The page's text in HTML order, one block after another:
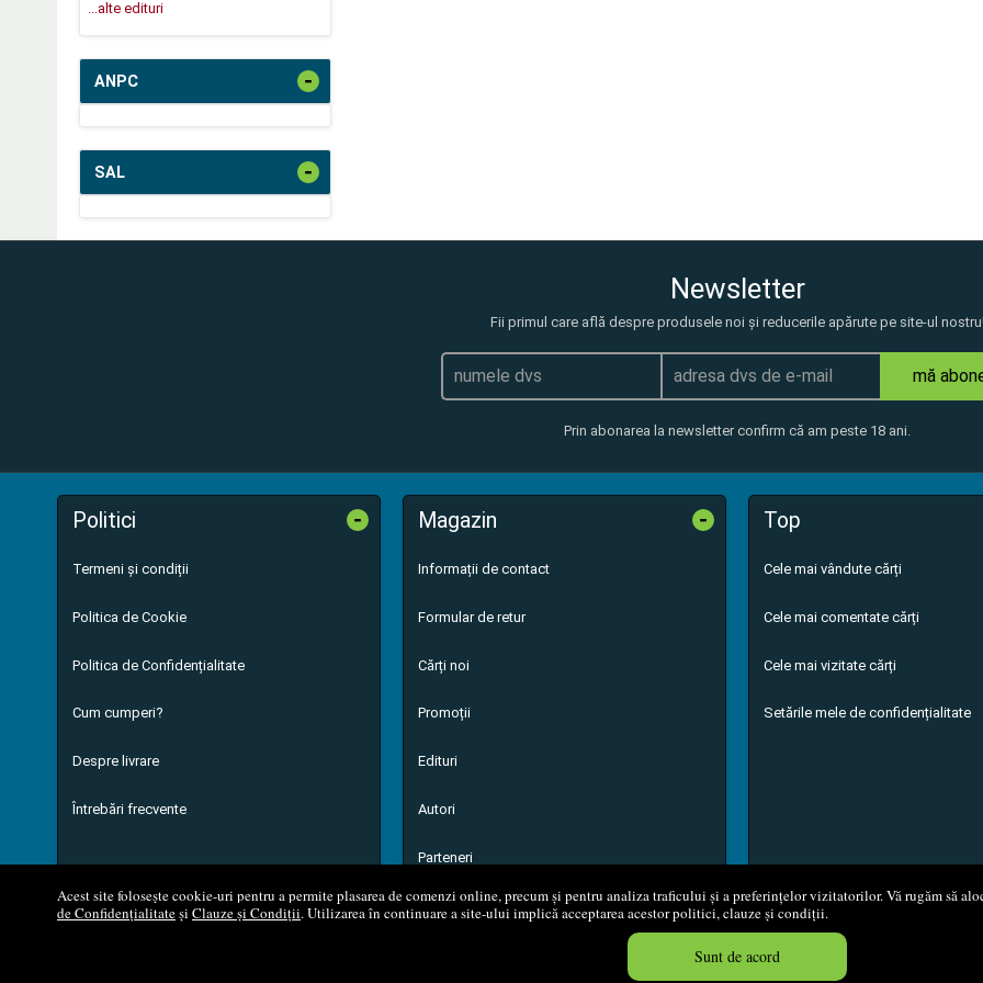
Acest site folosește cookie-uri pentru a permite plasarea de comenzi online, precum și pentru analiza traficului și a preferințelor vizitatorilor. Vă rugăm să
de Confidențialitateși Clauze și Condiții. Utilizarea în continuare a site-ului implică acceptarea acestor politici, clauze și condiții.
Sunt de acord
...alte edituri
ANPC -
SAL -
Newsletter
Fii primul care află despre produsele noi și reducerile apărute pe site-ul nostru!
mă
Prin abonarea la newsletter confirm că am peste 18 ani.
Politici -
Termeni și condiții
Politica de Cookie
Politica de Confidențialitate
Cum cumperi?
Despre livrare
Întrebări frecvente
Magazin -
Informații de contact
Formular de retur
Cărți noi
Promoții
Edituri
Autori
Parteneri
Top
Cele mai vândute cărți
Cele mai comentate cărți
Cele mai vizitate cărți
Setările mele de confidențialitate
© 2008 - 2026 S.C. M.G. Net Distribution S.R.L. Magazin online
Created in 0.0488 sec